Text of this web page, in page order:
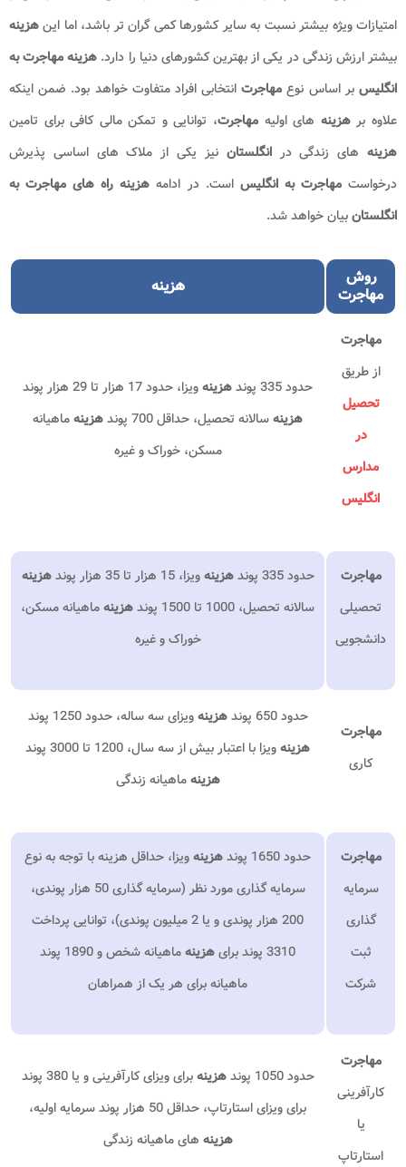
امتیازات ویژه بیشتر نسبت به سایر کشورها کمی گران تر باشد، اما اینهزینه
بیشتر ارزش زندگی در یکی از بهترین کشورهای دنیا را دارد. هزینه مهاجرت به
انگلیسبر اساس نوع مهاجرتانتخابی افراد متفاوت خواهد بود. ضمن اینکه
علاوه برهزینه های اولیه مهاجرت، توانایی و تمکن مالی کافی برای تامین
هزینههای زندگی درانگلستان نیز یکی از ملاک های اساسی پذیرش
درخواستمهاجرت به انگلیس است. در ادامه هزینه راه های مهاجرت به
انگلستانبیان خواهد شد.
روش
مهاجرت
هزینه
مهاجرت
از طریق
تحصیل
در
مدارس
انگلیس
حدود 335 پوند هزینهویزا، حدود 17 هزار تا 29 هزار پوند
هزینهسالانه تحصیل، حداقل 700 پوند هزینهماهیانه
مسکن، خوراک و غیره
مهاجرت
تحصیلی
دانشجویی
حدود 335 پوند هزینهویزا، 15 هزار تا 35 هزار پوند
هزینه
سالانه تحصیل، 1000 تا 1500 پوند
هزینهماهیانه مسکن،
خوراک و غیره
مهاجرت
کاری
حدود 650 پوند هزینهویزای سه ساله، حدود 1250 پوند
هزینهویزا با اعتبار بیش از سه سال، 1200 تا 3000 پوند
هزینهماهیانه زندگی
مهاجرت
سرمایه
گذاری
ثبت
شرکت
حدود 1650 پوند هزینهویزا، حداقل هزینه با توجه به نوع
سرمایه گذاری مورد نظر (سرمایه گذاری 50 هزار پوندی،
200 هزار پوندی و یا 2 میلیون پوندی)، توانایی پرداخت
3310 پوند برای
هزینه
ماهیانه شخص و 1890 پوند
ماهیانه برای هر یک از همراهان
مهاجرت
کارآفرینی
یا
استارتاپ
حدود 1050 پوند هزینه
برای ویزای کارآفرینی و یا 380 پوند
برای ویزای استارتاپ، حداقل 50 هزار پوند سرمایه اولیه،
هزینه های ماهیانه زندگی